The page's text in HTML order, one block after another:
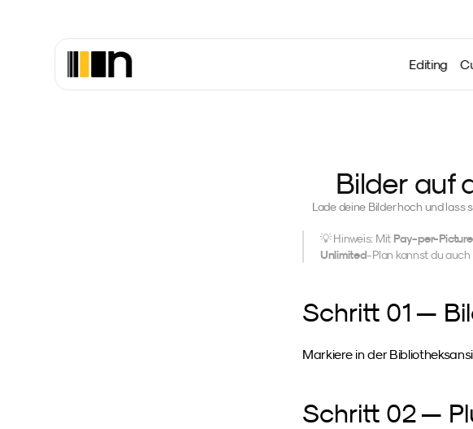
Bilder auf
Lade deine Bilder hoch und lass
💡 Hinweis: Mit Pay-per-Picture
Unlimited-Plan kannst du auch
Schritt 01 —
Markiere in der
Schritt 02 —
Editing